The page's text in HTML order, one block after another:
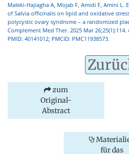
Maleki-Hajiagha A, Mojab F, Amidi F, Amini
of Salvia officinalis on lipid and oxidative
polycystic ovary syndrome – a randomized
Complement Med Ther. 2025 Mar 26;25(1):114.
PMID: 40141012; PMCID: PMC11938573.
zum
Original-
Abstract
für das